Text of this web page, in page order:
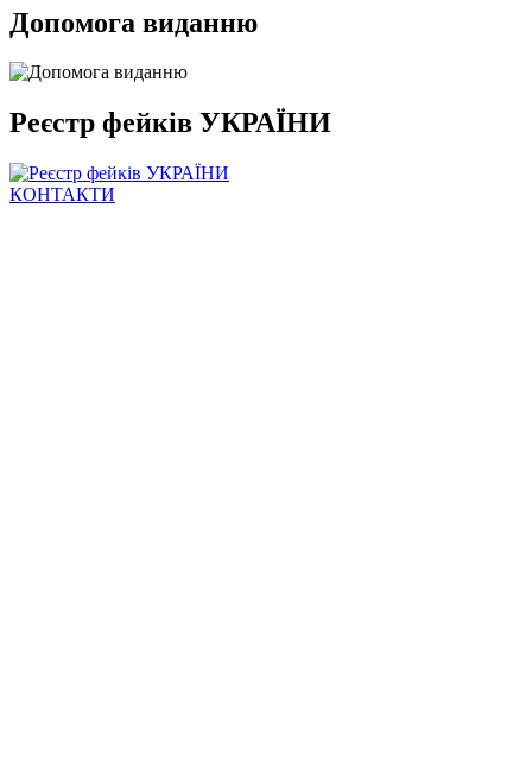
Допомога виданню
Реєстр фейків УКРАЇНИ
КОНТАКТИ